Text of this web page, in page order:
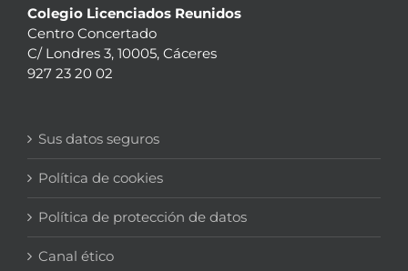
Colegio Licenciados Reunidos
Centro Concertado
C/ Londres 3, 10005, Cáceres
927 23 20 02
Sus datos seguros
Política de cookies
Política de protección de datos
Canal ético